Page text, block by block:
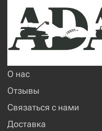
О нас
Отзывы
Связаться с нами
Доставка